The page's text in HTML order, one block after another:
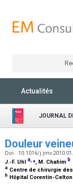
Actualités
JOURNAL
Douleur
Doi : 10.1016/
J.-F. Uhl a ⁎, M. Chahim b
a Centre de chirurgie
b Hôpital Corentin-